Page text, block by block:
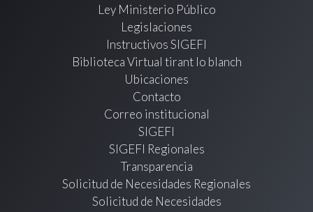
Ley Ministerio Público
Legislaciones
Instructivos SIGEFI
Biblioteca Virtual tirant lo blanch
Ubicaciones
Contacto
Correo institucional
SIGEFI
SIGEFI Regionales
Transparencia
Solicitud de Necesidades Regionales
Solicitud de Necesidades